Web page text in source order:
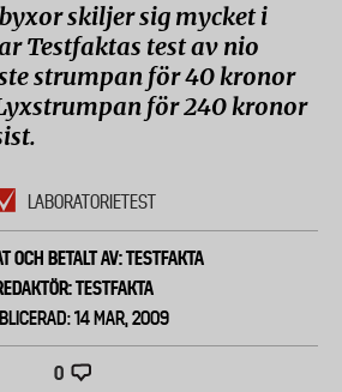
skiljer sig mycket i
Testfaktas test av nio
strumpan för 40 kronor
för 240 kronor
LABORATORIETEST
OCH BETALT AV: TESTFAKTA
TESTFAKTA
14 MAR, 2009
0